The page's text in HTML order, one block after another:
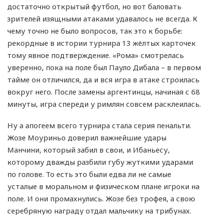
достаточно открытый футбол, но вот баловать
зрителей изящными атаками удавалось не всегда. К
чему точно не было вопросов, так это к борьбе:
рекордные в истории турнира 13 жёлтых карточек
тому явное подтверждение. «Рома» смотрелась
уверенно, пока на поле был Пауло Дибала – в первом
тайме он отличился, да и вся игра в атаке строилась
вокруг него. После замены аргентинцы, начиная с 68
минуты, игра спереди у римлян совсем расклеилась.
Ну а апогеем всего турнира стала серия пенальти.
Жозе Моуриньо доверил важнейшие удары
Манчини, который забил в свои, и Ибаньесу,
которому дважды разбили губу жуткими ударами
по голове. То есть это были едва ли не самые
усталые в моральном и физическом плане игроки на
поле. И они промахнулись. Жозе без трофея, а свою
серебряную награду отдал мальчику на трибунах.